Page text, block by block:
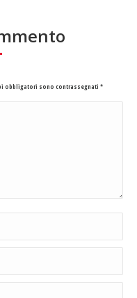
obbligatori sono contrassegnati *